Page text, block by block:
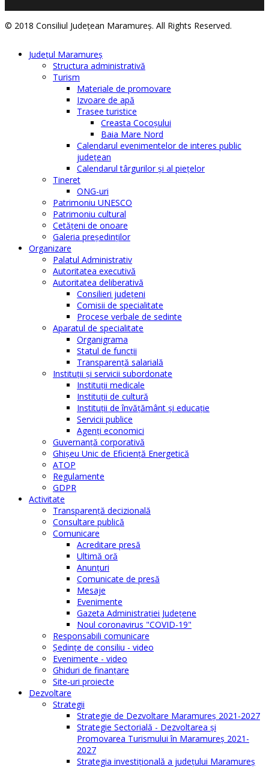
© 2018 Consiliul Judeţean Maramureş. All Rights Reserved.
Judeţul Maramureş
Structura administrativă
Turism
Materiale de promovare
Izvoare de apă
Trasee turistice
Creasta Cocoșului
Baia Mare Nord
Calendarul evenimentelor de interes public
judeţean
Calendarul târgurilor şi al pieţelor
Tineret
ONG-uri
Patrimoniu UNESCO
Patrimoniu cultural
Cetăţeni de onoare
Galeria președinților
Organizare
Palatul Administrativ
Autoritatea executivă
Autoritatea deliberativă
Consilieri judeţeni
Comisii de specialitate
Procese verbale de sedinte
Aparatul de specialitate
Organigrama
Statul de funcții
Transparență salarială
Instituţii şi servicii subordonate
Instituţii medicale
Instituţii de cultură
Instituţii de învăţământ şi educaţie
Servicii publice
Agenţi economici
Guvernanță corporativă
Ghişeu Unic de Eficienţă Energetică
ATOP
Regulamente
GDPR
Activitate
Transparenţă decizională
Consultare publică
Comunicare
Acreditare presă
Ultimă oră
Anunţuri
Comunicate de presă
Mesaje
Evenimente
Gazeta Administraţiei Judeţene
Noul coronavirus "COVID-19"
Responsabili comunicare
Şedinţe de consiliu - video
Evenimente - video
Ghiduri de finanţare
Site-uri proiecte
Dezvoltare
Strategii
Strategie de Dezvoltare Maramureș 2021-2027
Strategie Sectorială - Dezvoltarea și
Promovarea Turismului în Maramureș 2021-
2027
Strategia investiţională a județului Maramureș